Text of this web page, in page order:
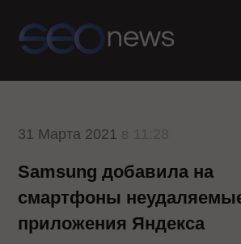
31 Марта 2021
Samsung добавила на
смартфоны
приложения Яндекса